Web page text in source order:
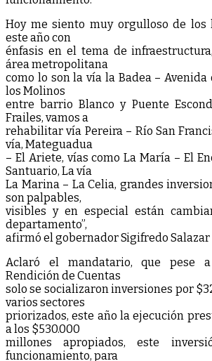
Hoy me siento muy orgulloso de los
este año con
énfasis en el tema de
área metropolitana
como lo son la vía la Badea –
los Molinos
entre barrio Blanco y Puente
Frailes, vamos a
rehabilitar vía Pereira – Río San
vía, Mateguadua
– El Ariete, vías como La María – El
Santuario, La vía
La Marina – La Celia, grandes
son palpables,
visibles y en especial están
departamento”,
afirmó el gobernador Sigifredo Salazar
Aclaró el mandatario, que pese
Rendición de Cuentas
solo se socializaron inversiones por
varios sectores
priorizados, este año la ejecución
a los $530.000
millones apropiados, este
funcionamiento, para